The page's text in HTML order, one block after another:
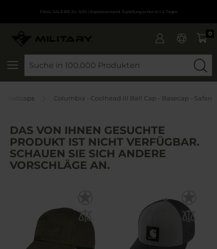
FINAL SALE BIS ZU -50% | Expressversand. Zustellung schon in 1-2 Tagen
0
Columbia - Coolhead III Ball Cap - Basecap - Safari
DAS VON IHNEN GESUCHTE
PRODUKT IST NICHT VERFÜGBAR.
SCHAUEN SIE SICH ANDERE
VORSCHLÄGE AN.